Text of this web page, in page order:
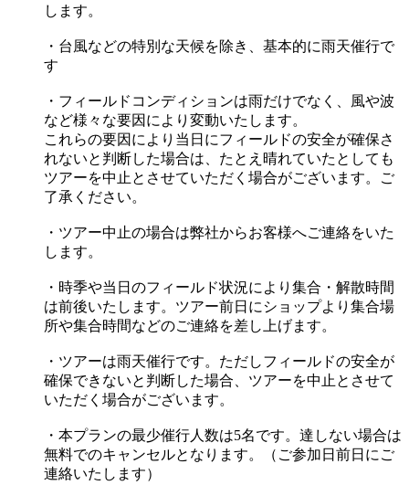
します。
・台風などの特別な天候を除き、基本的に雨天催行で
す
・フィールドコンディションは雨だけでなく、風や波
など様々な要因により変動いたします。
これらの要因により当日にフィールドの安全が確保さ
れないと判断した場合は、たとえ晴れていたとしても
ツアーを中止とさせていただく場合がございます。ご
了承ください。
・ツアー中止の場合は弊社からお客様へご連絡をいた
します。
・時季や当日のフィールド状況により集合・解散時間
は前後いたします。ツアー前日にショップより集合場
所や集合時間などのご連絡を差し上げます。
・ツアーは雨天催行です。ただしフィールドの安全が
確保できないと判断した場合、ツアーを中止とさせて
いただく場合がございます。
・本プランの最少催行人数は5名です。達しない場合は
無料でのキャンセルとなります。（ご参加日前日にご
連絡いたします）